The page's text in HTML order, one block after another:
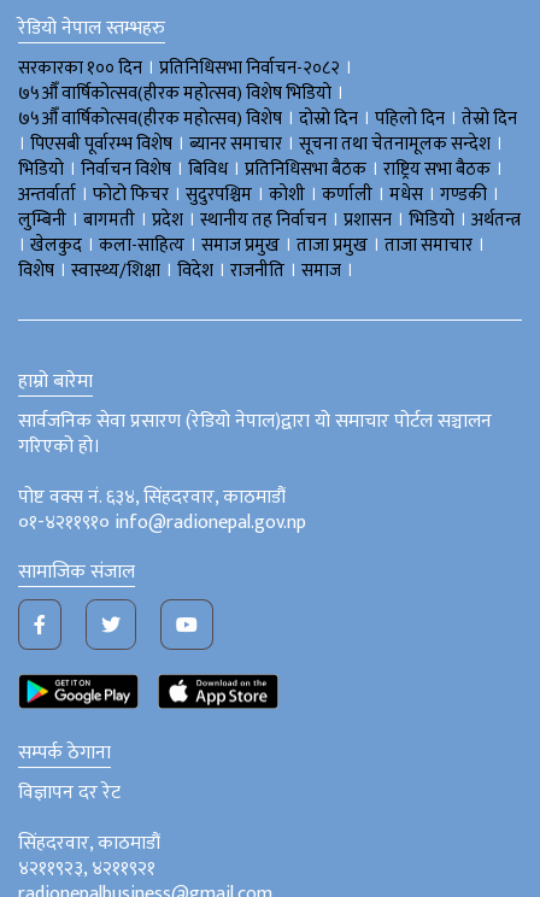
रेडियो नेपाल स्तम्भहरु
सरकारका १०० दिन । प्रतिनिधिसभा निर्वाचन-२०८२ ।
७५औँ वार्षिकोत्सव(हीरक महोत्सव) विशेष भिडियाे ।
७५औँ वार्षिकोत्सव(हीरक महोत्सव) विशेष । दोस्रो दिन । पहिलो दिन । तेस्रो दिन
। पिएसबी पूर्वारम्भ विशेष । ब्यानर समाचार । सूचना तथा चेतनामूलक सन्देश ।
भिडियाे । निर्वाचन विशेष । बिविध। प्रतिनिधिसभा बैठक । राष्ट्रिय सभा बैठक ।
अन्तर्वार्ता । फोटो फिचर । सुदुरपश्चिम । काेशी । कर्णाली । मधेस । गण्डकी ।
लुम्बिनी । बागमती । प्रदेश । स्थानीय तह निर्वाचन । प्रशासन । भिडियो । अर्थतन्त्र
। खेलकुद । कला-साहित्य । समाज प्रमुख । ताजा प्रमुख । ताजा समाचार ।
विशेष । स्वास्थ्य/शिक्षा । विदेश । राजनीति । समाज ।
हाम्रो बारेमा
सार्वजनिक सेवा प्रसारण (रेडियो नेपाल)द्वारा यो समाचार पोर्टल सञ्चालन
गरिएको हो।
पोष्ट वक्स नं. ६३४, सिंहदरवार, काठमाडौं
०१-४२११९१० info@radionepal.gov.np
सामाजिक संजाल
सम्पर्क ठेगाना
विज्ञापन दर रेट
सिंहदरवार, काठमाडौं
४२११९२३, ४२११९२१